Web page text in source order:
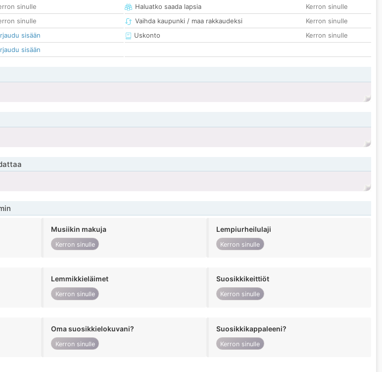
sinulle
sinulle
sisään
sisään
Haluatko saada lapsia
Kerron sinulle
Vaihda kaupunki / maa rakkaudeksi
Kerron sinulle
Uskonto
Kerron sinulle
Musiikin makuja
Kerron sinulle
Lempiurheilulaji
Kerron sinulle
Lemmikkieläimet
Kerron sinulle
Suosikkikeittiöt
Kerron sinulle
Oma suosikkielokuvani?
Kerron sinulle
Suosikkikappaleeni?
Kerron sinulle